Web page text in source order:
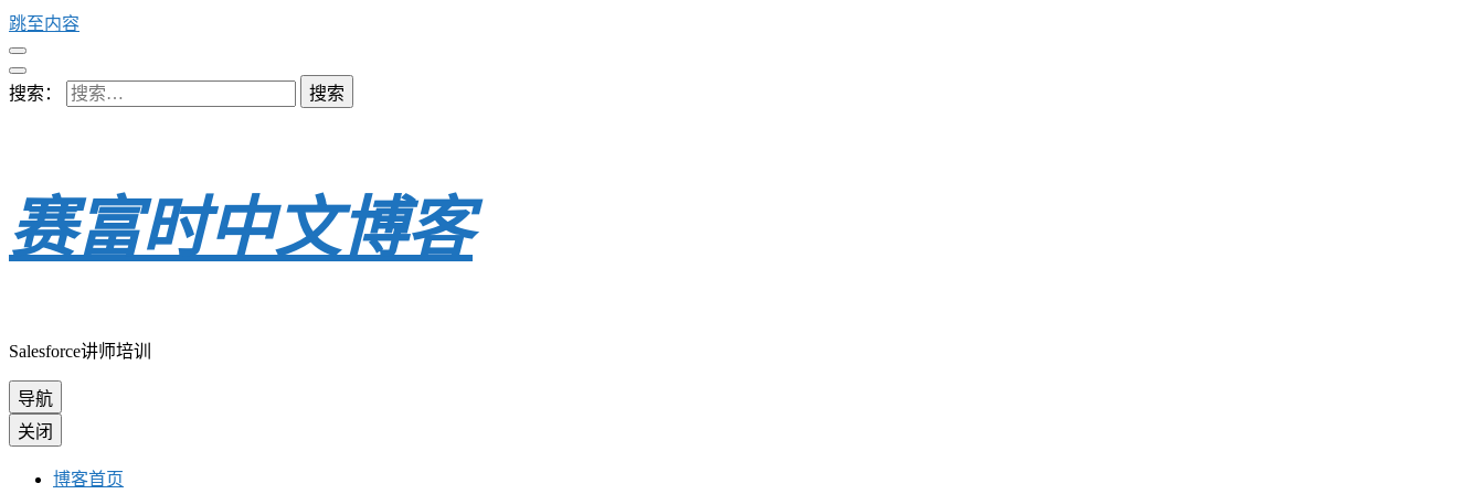
跳至内容
搜索：
赛富时中文博客
Salesforce讲师培训
导航
关闭
博客首页